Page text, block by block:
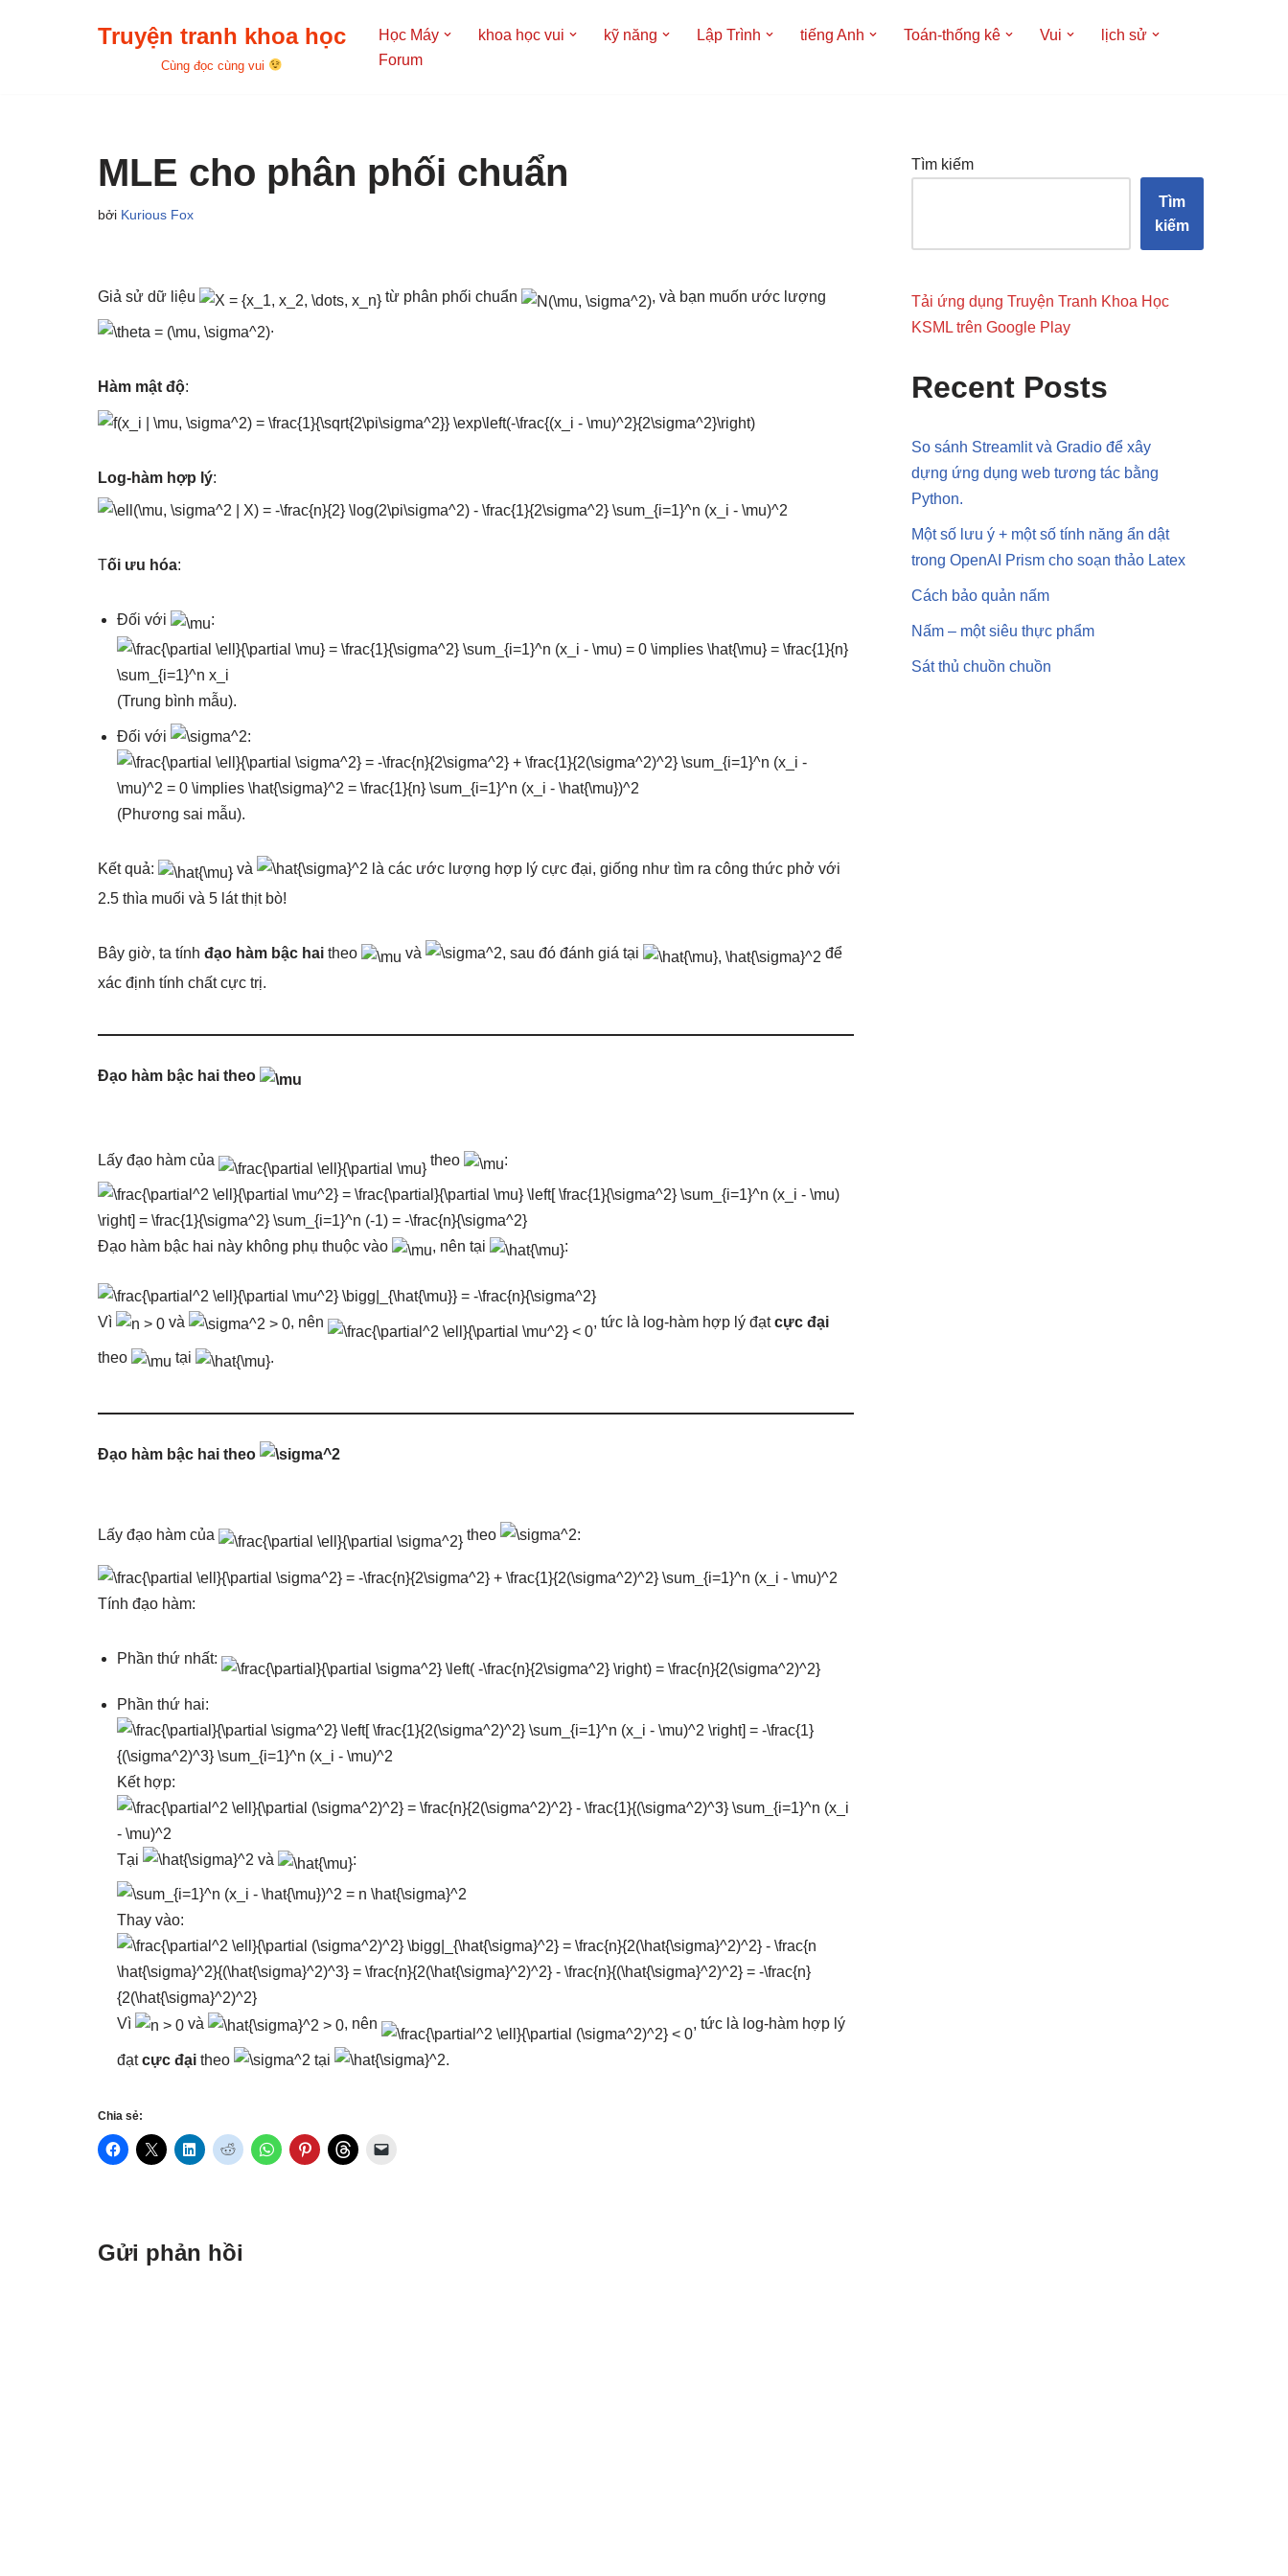
Truyện tranh khoa học
Cùng đọc cùng vui
Học Máy khoa học vui kỹ năng Lập Trình tiếng Anh Toán-thống kê Vui
lịch sử
Forum
MLE cho phân phối chuẩn
bởi Kurious Fox
Giả sử dữ liệu từ phân phối chuẩn
, và bạn muốn ước lượng
.
Hàm mật độ:
Log-hàm hợp lý:
Tối ưu hóa:
Đối với :
(Trung bình mẫu).
Đối với :
(Phương sai mẫu).
Kết quả: và
là các ước lượng hợp lý cực đại, giống như tìm ra công thức phở với
2.5 thìa muối và 5 lát thịt bò!
Bây giờ, ta tính đạo hàm bậc hai theo và , sau đó đánh giá tại
để
xác định tính chất cực trị.
Đạo hàm bậc hai theo
Lấy đạo hàm của theo :
Đạo hàm bậc hai này không phụ thuộc vào , nên tại :
Vì và , nên , tức là log-hàm hợp lý đạtcực đại
theo tại .
Đạo hàm bậc hai theo
Lấy đạo hàm của theo :
Tính đạo hàm:
Phần thứ nhất:
Phần thứ hai:
Kết hợp:
Tại và :
Thay vào:
Vì và , nên , tức là log-hàm hợp lý
đạtcực đại theo tại .
Chia sẻ:
Gửi phản hồi
Tìm kiếm
Tìm
kiếm
Tải ứng dụng Truyện Tranh Khoa Học
KSML trên Google Play
Recent Posts
So sánh Streamlit và Gradio để xây
dựng ứng dụng web tương tác bằng
Python.
Một số lưu ý + một số tính năng ẩn dật
trong OpenAI Prism cho soạn thảo Latex
Cách bảo quản nấm
Nấm – một siêu thực phẩm
Sát thủ chuồn chuồn